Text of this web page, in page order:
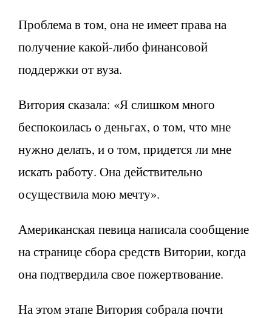
Проблема в том, она не имеет права на
получение какой-либо финансовой
поддержки от вуза.
Витория сказала: «Я слишком много
беспокоилась о деньгах, о том, что мне
нужно делать, и о том, придется ли мне
искать работу. Она действительно
осуществила мою мечту».
Американская певица написала сообщение
на странице сбора средств Витории, когда
она подтвердила свое пожертвование.
На этом этапе Витория собрала почти